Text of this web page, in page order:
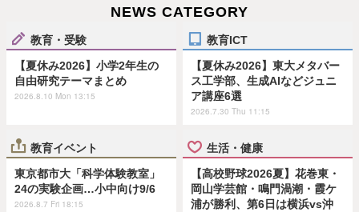
NEWS CATEGORY
教育・受験
【夏休み2026】小学2年生の
自由研究テーマまとめ
2026.8.10 Mon 13:15
教育ICT
【夏休み2026】東大メタバー
ス工学部、生成AIなどジュニ
ア講座6選
2026.7.30 Thu 11:15
教育イベント
東京都市大「科学体験教室」
24の実験企画…小中向け9/6
2026.8.7 Fri 18:15
生活・健康
【高校野球2026夏】花巻東・
岡山学芸館・鳴門渦潮・霞ケ
浦が勝利、第6日は横浜vs沖